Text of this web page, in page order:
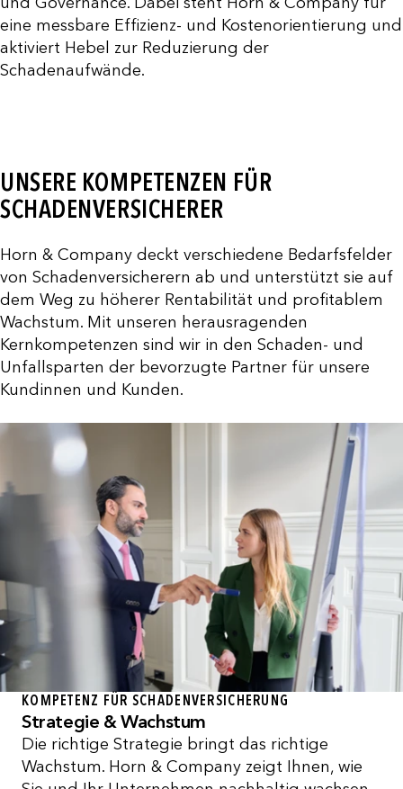
eine messbare Effizienz- und Kostenorientierung und
aktiviert Hebel zur Reduzierung der
Schadenaufwände.
UNSERE KOMPETENZEN FÜR
SCHADENVERSICHERER
Horn & Company deckt verschiedene Bedarfsfelder
von Schadenversicherern ab und unterstützt sie auf
dem Weg zu höherer Rentabilität und profitablem
Wachstum. Mit unseren herausragenden
Kernkompetenzen sind wir in den Schaden- und
Unfallsparten der bevorzugte Partner für unsere
Kundinnen und Kunden.
KOMPETENZ FÜR SCHADENVERSICHERUNG
Strategie & Wachstum
Die richtige Strategie bringt das richtige
Wachstum. Horn & Company zeigt Ihnen, wie